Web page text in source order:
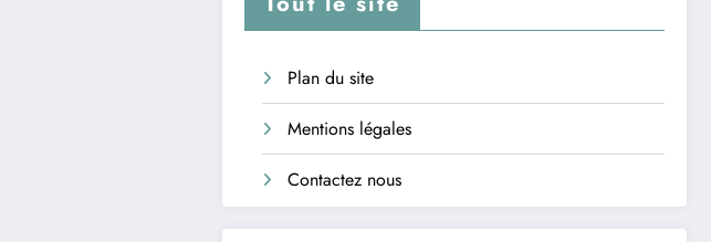
Plan du site
Mentions légales
Contactez nous